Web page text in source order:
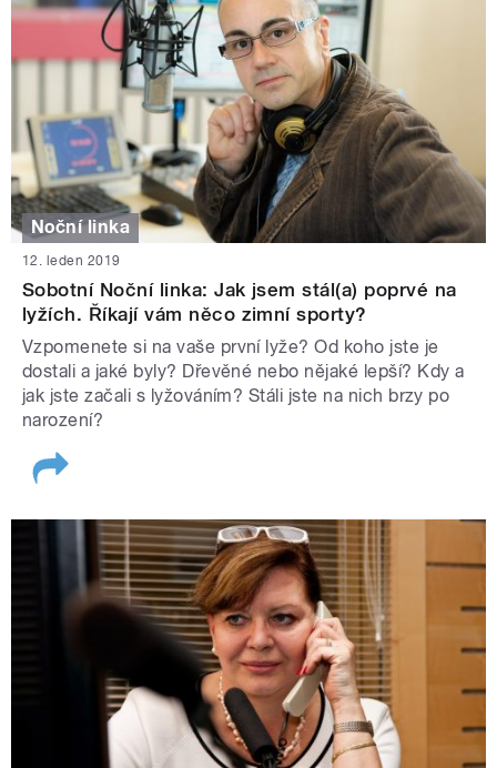
Noční linka
12. leden 2019
Sobotní Noční linka: Jak jsem stál(a) poprvé na
lyžích. Říkají vám něco zimní sporty?
Vzpomenete si na vaše první lyže? Od koho jste je
dostali a jaké byly? Dřevěné nebo nějaké lepší? Kdy a
jak jste začali s lyžováním? Stáli jste na nich brzy po
narození?